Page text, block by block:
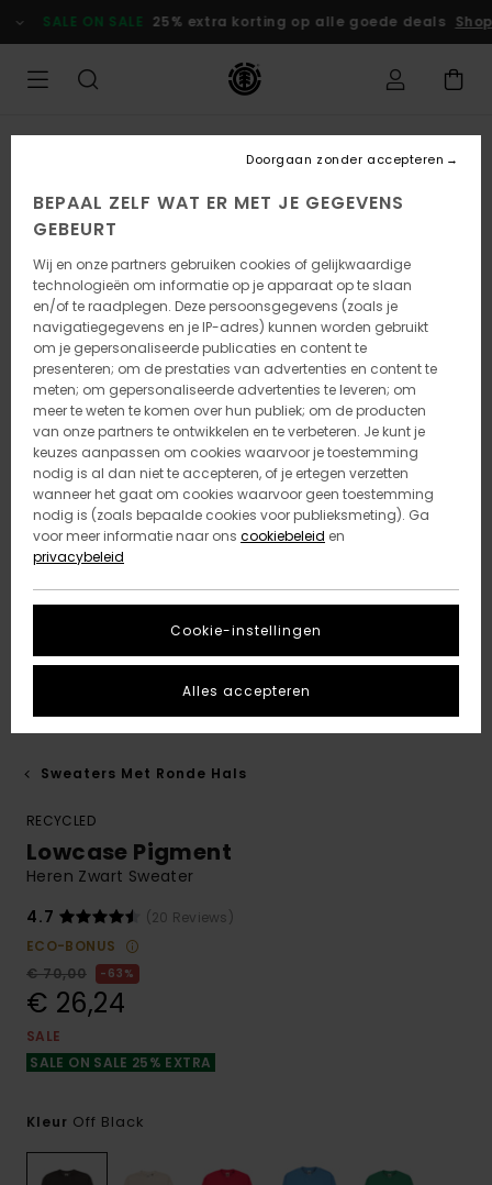
naar
Productinformatie
SALE ON SALE 25% extra korting op alle goede deals
Sweaters Met Ronde Hals
RECYCLED
Lowcase Pigment
Heren Zwart Sweater
4.7
(20 Reviews)
ECO-BONUS
€ 70,00
63%
€ 26,24
SALE
SALE ON SALE 25% EXTRA
Kleur Off Black
BEPAAL ZELF WAT ER MET JE GEGEVENS
GEBEURT
Wij en onze partners gebruiken cookies of gelijkwaardige
technologieën om informatie op je apparaat op te slaan
en/of te raadplegen. Deze persoonsgegevens (zoals je
navigatiegegevens en je IP-adres) kunnen worden gebruikt
om je gepersonaliseerde publicaties en content te
presenteren; om de prestaties van advertenties en content te
meten; om gepersonaliseerde advertenties te leveren; om
meer te weten te komen over hun publiek; om de producten
van onze partners te ontwikkelen en te verbeteren. Je kunt je
keuzes aanpassen om cookies waarvoor je toestemming
nodig is al dan niet te accepteren, of je ertegen verzetten
wanneer het gaat om cookies waarvoor geen toestemming
nodig is (zoals bepaalde cookies voor publieksmeting). Ga
voor meer informatie naar ons cookiebeleid en
privacybeleid
Cookie-instellingen
Doorgaan zonder accepteren
Alles accepteren